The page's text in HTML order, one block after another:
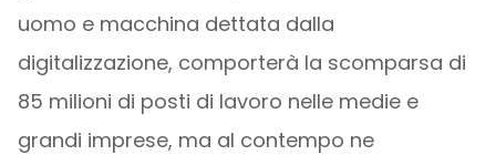
uomo e macchina dettata dalla
digitalizzazione, comporterà la scomparsa di
85 milioni di posti di lavoro nelle medie e
grandi imprese, ma al contempo ne